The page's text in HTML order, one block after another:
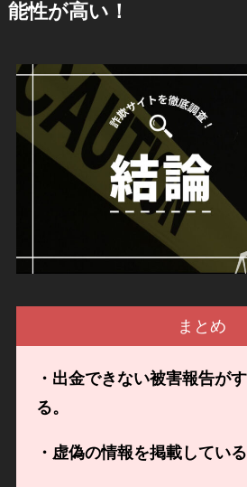
能性が高い！
まとめ
・出金できない被害報告が
る。
・虚偽の情報を掲載してい